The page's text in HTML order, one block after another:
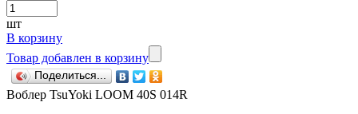
шт
В корзину
Товар добавлен в корзину
Поделиться...
Воблер TsuYoki LOOM 40S 014R